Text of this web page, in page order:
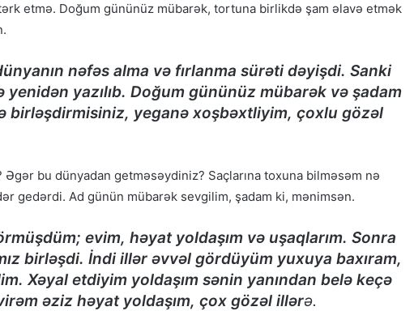
etmə. Doğum gününüz mübarək, tortuna birlikdə şam əlavə etmək
nəfəs alma və fırlanma sürəti dəyişdi. Sanki
yazılıb. Doğum gününüz mübarək və şadam
birləşdirmisiniz, yeganə xoşbəxtliyim, çoxlu gözəl
Əgər bu dünyadan getməsəydiniz? Saçlarına toxuna bilməsəm nə
gedərdi. Ad günün mübarək sevgilim, şadam ki, mənimsən.
evim, həyat yoldaşım və uşaqlarım. Sonra
birləşdi. İndi illər əvvəl gördüyüm yuxuya baxıram,
Xəyal etdiyim yoldaşım sənin yanından belə keçə
əziz həyat yoldaşım, çox gözəl illərə.